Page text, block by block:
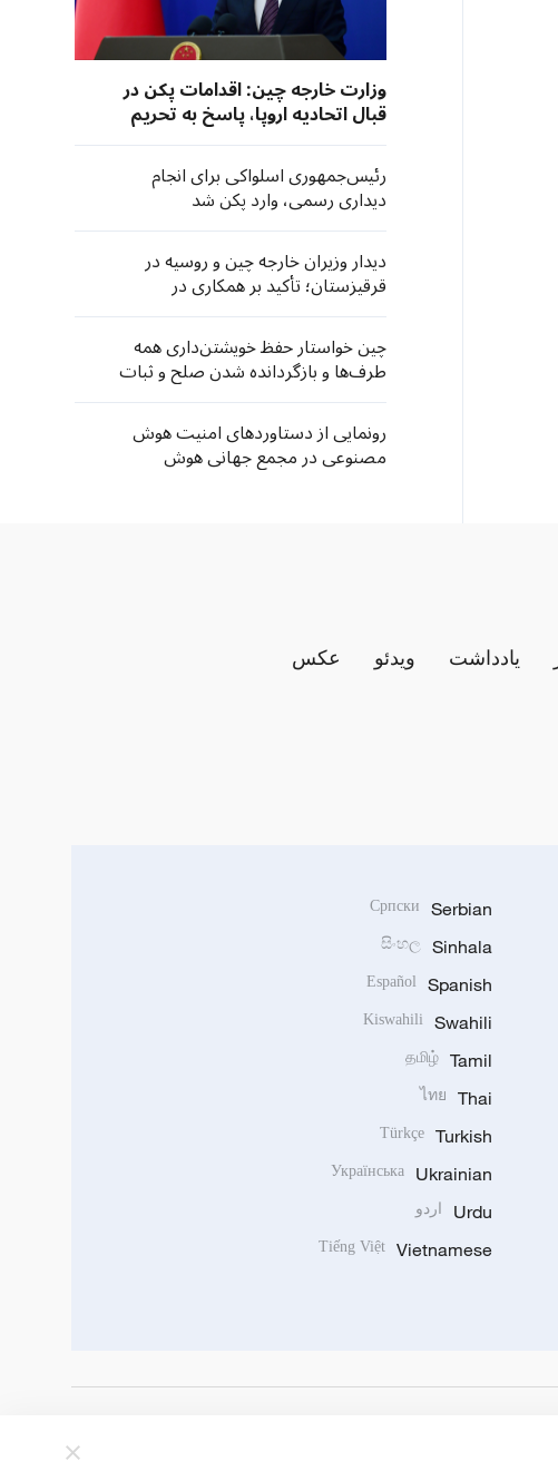
وزارت خارجه چین: اقدامات پکن در
قبال اتحادیه اروپا، پاسخ به تحریم
شرکت‌های چینی است
رئیس‌جمهوری اسلواکی برای انجام
دیداری رسمی، وارد پکن شد
دیدار وزیران خارجه چین و روسیه در
قرقیزستان؛ تأکید بر همکاری در
سازمان‌های چندجانبه
چین خواستار حفظ خویشتن‌داری همه
طرف‌ها و بازگردانده شدن صلح و ثبات
به منطقه خلیج فارس شد
رونمایی از دستاوردهای امنیت هوش
مصنوعی در مجمع جهانی هوش
مصنوعی شانگهای
یادداشت ویدئو عکس
Serbian
Српски
Sinhala
සිංහල
Spanish
Español
Swahili
Kiswahili
Tamil
தமிழ்
Thai
ไทย
Turkish
Türkçe
Ukrainian
Українська
Urdu اردو
Vietnamese
Tiếng Việt